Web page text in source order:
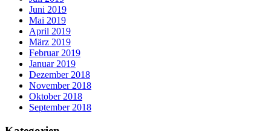
Juni 2019
Mai 2019
April 2019
März 2019
Februar 2019
Januar 2019
Dezember 2018
November 2018
Oktober 2018
September 2018